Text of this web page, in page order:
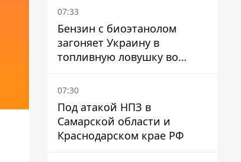
07:33
Бензин с биоэтанолом
загоняет Украину в
топливную ловушку во
время войны - Сергей Куюн
07:30
Под атакой НПЗ в
Самарской области и
Краснодарском крае РФ